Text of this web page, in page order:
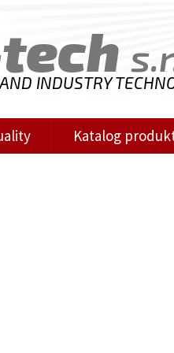
INDUSTRY
Katalog